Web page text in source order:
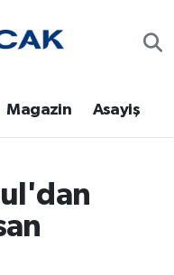
Magazin Asayiş
Fikstür